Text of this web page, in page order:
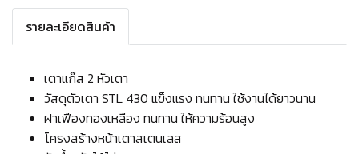
รายละเอียดสินค้า
เตาแก๊ส 2 หัวเตา
วัสดุตัวเตา STL 430 แข็งแรง ทนทาน ใช้งานได้ยาวนาน
ฝาเฟืองทองเหลือง ทนทาน ให้ความร้อนสูง
โครงสร้างหน้าเตาสเตนเลส